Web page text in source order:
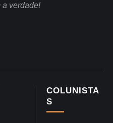
COLUNISTA
S
a verdade!